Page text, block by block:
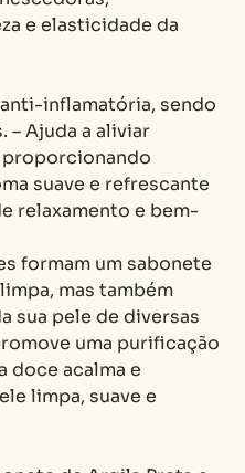
e elasticidade da
inflamatória, sendo
– Ajuda a aliviar
suave e refrescante
relaxamento e bem-
formam um sabonete
mas também
sua pele de diversas
uma purificação
doce acalma e
limpa, suave e